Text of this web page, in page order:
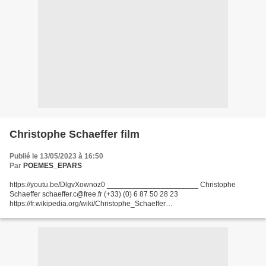
Christophe Schaeffer film
Publié le 13/05/2023 à 16:50
Par POEMES_EPARS
https://youtu.be/DlgvXownoz0 ______________________ Christophe
Schaeffer schaeffer.c@free.fr (+33) (0) 6 87 50 28 23
https://fr.wikipedia.org/wiki/Christophe_Schaeffer
https://www.instagram.com/